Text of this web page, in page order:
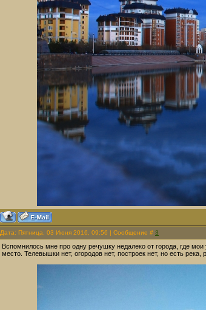
Дата: Пятница, 03 Июня 2016, 09:56 | Сообщение # 3
Вспомнилось мне про одну речушку недалеко от города, где
место. Телевышки нет, огородов нет, построек нет, но есть